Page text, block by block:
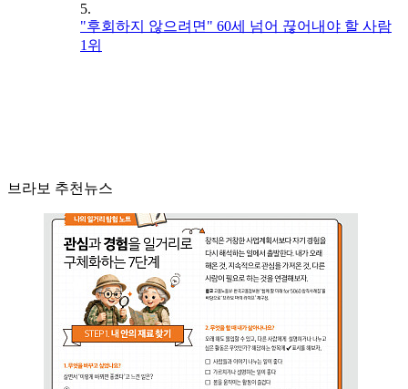
5.
"후회하지 않으려면" 60세 넘어 끊어내야 할 사람
1위
브라보 추천뉴스